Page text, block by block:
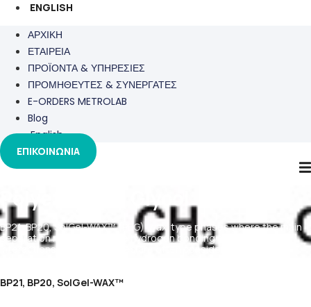
ENGLISH
ΑΡΧΙΚΗ
ΕΤΑΙΡΕΙΑ
ΠΡΟΪΟΝΤΑ & ΥΠΗΡΕΣΙΕΣ
ΠΡΟΜΗΘΕΥΤΕΣ & ΣΥΝΕΡΓΑΤΕΣ
E-ORDERS METROLAB
Blog
English
ΕΠΙΚΟΙΝΩΝΙΑ
Polyethylene Glycol
BP21, BP20, SolGel-WAX™ (PEG) ‘wax’ type phases where the main
separation mechanisms are hydrogen bonding or dipole
interactions. The wax phases are often considered as ideal for
BP21, BP20, SolGel-WAX™